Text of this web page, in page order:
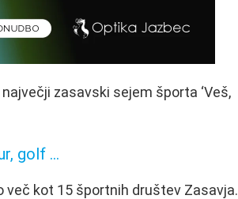
zasavski sejem športa ‘Veš,
golf …
več kot 15 športnih društev Zasavja.